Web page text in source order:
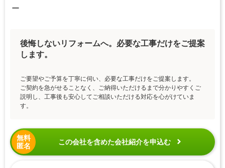
ー
後悔しないリフォームへ。必要な工事だけをご提案
します。
ご要望やご予算を丁寧に伺い、必要な工事だけをご提案します。
ご契約を急がせることなく、ご納得いただけるまで分かりやすくご
説明し、工事後も安心してご相談いただける対応を心がけていま
す。
無料
匿名
この会社を含めた会社紹介を申込む